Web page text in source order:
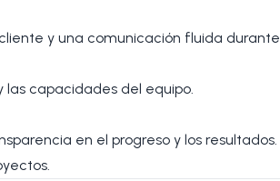
y una comunicación fluida durante
capacidades del equipo.
en el progreso y los resultados.